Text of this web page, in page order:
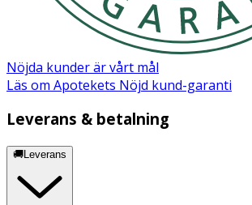
Nöjda kunder är vårt mål
Läs om Apotekets Nöjd kund-garanti
Leverans & betalning
🚚Leverans